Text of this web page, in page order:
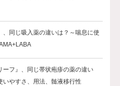
、同じ吸入薬の違いは？～喘息に使
ーフ』、同じ帯状疱疹の薬の違い
やすさ、用法、髄液移行性